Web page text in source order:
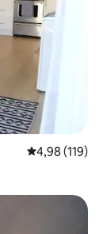
Prosječna
4,98 (119)